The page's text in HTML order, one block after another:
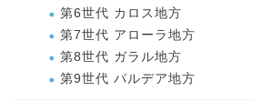
第6世代 カロス地方
第7世代 アローラ地方
第8世代 ガラル地方
第9世代 パルデア地方